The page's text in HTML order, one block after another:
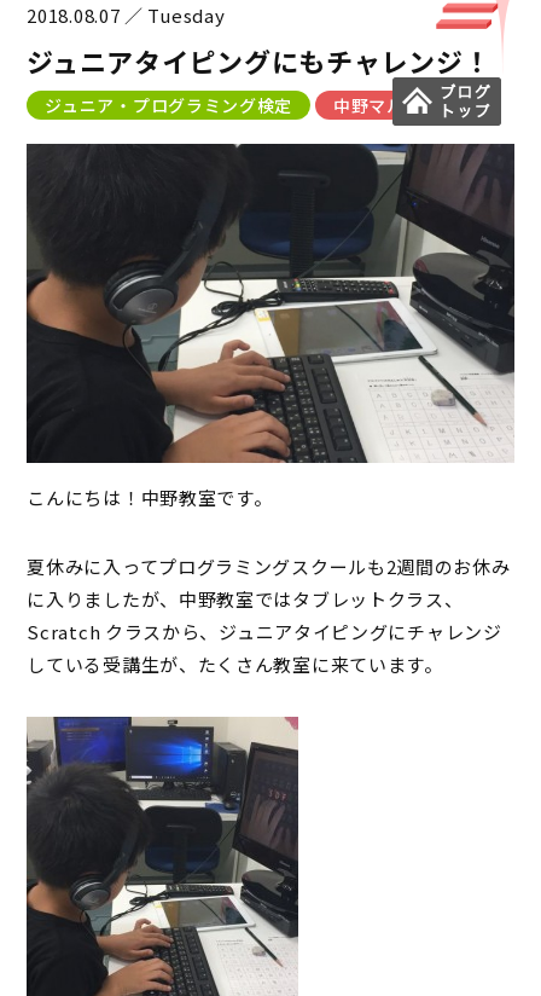
2018.08.07 ／ Tuesday
ジュニアタイピングにもチャレンジ！
ジュニア・プログラミング検定 中野マルイ教室
こんにちは！中野教室です。
夏休みに入ってプログラミングスクールも2週間のお休み
に入りましたが、中野教室ではタブレットクラス、
Scratch クラスから、ジュニアタイピングにチャレンジ
している受講生が、たくさん教室に来ています。